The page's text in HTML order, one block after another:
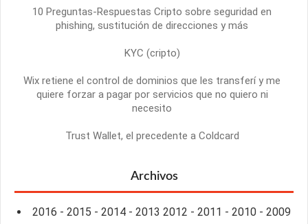
10 Preguntas-Respuestas Cripto sobre seguridad en
phishing, sustitución de direcciones y más
KYC (cripto)
Wix retiene el control de dominios que les transferí y me
quiere forzar a pagar por servicios que no quiero ni
necesito
Trust Wallet, el precedente a Coldcard
Archivos
2016 - 2015 - 2014 - 2013 2012 - 2011 - 2010 - 2009